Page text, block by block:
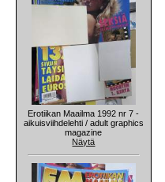
Erotiikan Maailma 1992 nr 7 -
aikuisviihdelehti / adult graphics
magazine
Näytä